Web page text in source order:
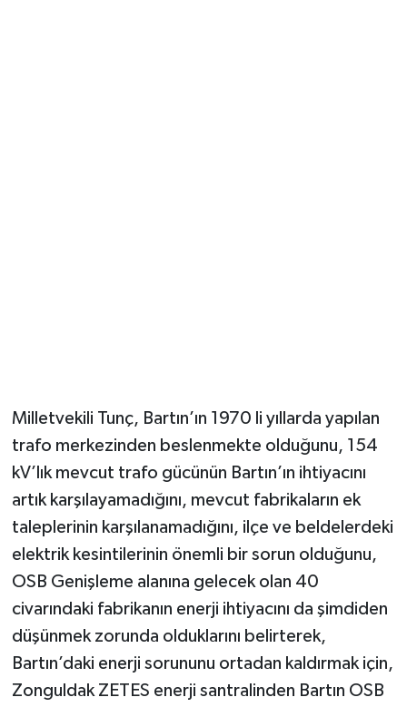
Milletvekili Tunç, Bartın’ın 1970 li yıllarda yapılan
trafo merkezinden beslenmekte olduğunu, 154
kV’lık mevcut trafo gücünün Bartın’ın ihtiyacını
artık karşılayamadığını, mevcut fabrikaların ek
taleplerinin karşılanamadığını, ilçe ve beldelerdeki
elektrik kesintilerinin önemli bir sorun olduğunu,
OSB Genişleme alanına gelecek olan 40
civarındaki fabrikanın enerji ihtiyacını da şimdiden
düşünmek zorunda olduklarını belirterek,
Bartın’daki enerji sorununu ortadan kaldırmak için,
Zonguldak ZETES enerji santralinden Bartın OSB